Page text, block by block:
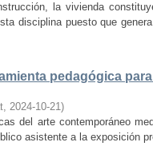
la vivienda
disciplina puesto que
pedagógica
, 2024-10-21)
del arte contemporáneo
asistente a la exposición